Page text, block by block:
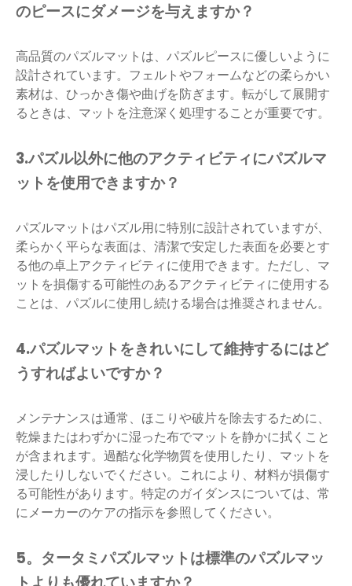
のピースにダメージを与えますか？
高品質のパズルマットは、パズルピースに優しいように
設計されています。フェルトやフォームなどの柔らかい
素材は、ひっかき傷や曲げを防ぎます。転がして展開す
るときは、マットを注意深く処理することが重要です。
3.パズル以外に他のアクティビティにパズルマ
ットを使用できますか？
パズルマットはパズル用に特別に設計されていますが、
柔らかく平らな表面は、清潔で安定した表面を必要とす
る他の卓上アクティビティに使用できます。ただし、マ
ットを損傷する可能性のあるアクティビティに使用する
ことは、パズルに使用し続ける場合は推奨されません。
4.パズルマットをきれいにして維持するにはど
うすればよいですか？
メンテナンスは通常、ほこりや破片を除去するために、
乾燥またはわずかに湿った布でマットを静かに拭くこと
が含まれます。過酷な化学物質を使用したり、マットを
浸したりしないでください。これにより、材料が損傷す
る可能性があります。特定のガイダンスについては、常
にメーカーのケアの指示を参照してください。
5。タータミパズルマットは標準のパズルマッ